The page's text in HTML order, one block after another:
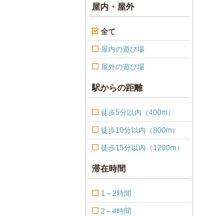
屋内・屋外
全て
屋内の遊び場
屋外の遊び場
駅からの距離
徒歩5分以内（400m）
徒歩10分以内（800m）
徒歩15分以内（1200m）
滞在時間
1～2時間
2～4時間